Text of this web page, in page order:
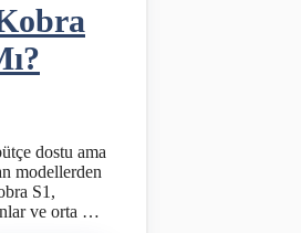
dostu ama
modellerden
S1,
ve orta …